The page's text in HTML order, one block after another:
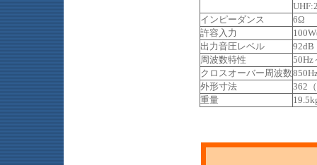
インピーダンス
6Ω
許容入力
出力音圧レベル
92dB
周波数特性
50Hz
クロスオーバー周波数
外形寸法
362
重量